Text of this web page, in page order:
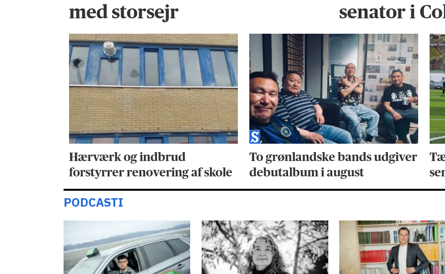
med storsejr
senator i
Hærværk og indbrud
forstyrrer renovering af skole
To grønlandske bands udgiver
debutalbum i august
PODCASTI